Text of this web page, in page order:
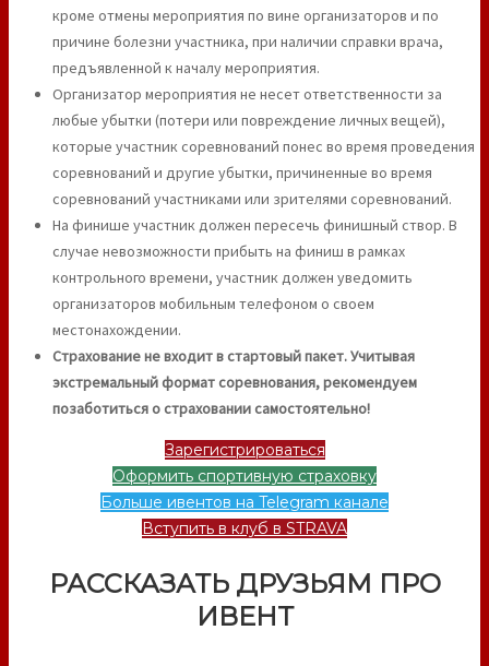
кроме отмены мероприятия по вине организаторов и по
причине болезни участника, при наличии справки врача,
предъявленной к началу мероприятия.
Организатор мероприятия не несет ответственности за
любые убытки (потери или повреждение личных вещей),
которые участник соревнований понес во время проведения
соревнований и другие убытки, причиненные во время
соревнований участниками или зрителями соревнований.
На финише участник должен пересечь финишный створ. В
случае невозможности прибыть на финиш в рамках
контрольного времени, участник должен уведомить
организаторов мобильным телефоном о своем
местонахождении.
Страхование не входит в стартовый пакет. Учитывая
экстремальный формат соревнования, рекомендуем
позаботиться о страховании самостоятельно!
Зарегистрироваться
Оформить спортивную страховку
Больше ивентов на Telegram канале
Вступить в клуб в STRAVA
РАССКАЗАТЬ ДРУЗЬЯМ ПРО
ИВЕНТ